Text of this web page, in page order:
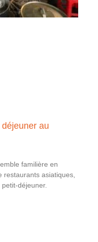
au
familière en
asiatiques,
déjeuner.